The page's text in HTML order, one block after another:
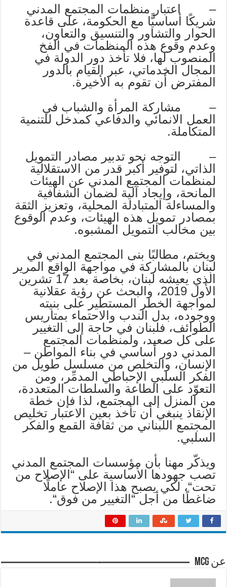
– اعتبار منظمات المجتمع المدني
شريكًا أساسيًّا مع الحكومة، على قاعدة
الحوار والتشاور والتنسيق والتعاون،
وعدم وقوع هذه المنظمات في الفخ
المنصوب لها، فلا تأخذ دور الدولة في
المجال الخدماتي، عبر القيام بالدور
المفترض أن تقوم به الأخيرة.
– مشاركة المرأة والشباب في
العمل الانمائي والدفاعي كمدخل للتنمية
المتكاملة.
– التوجه نحو تدبير مصادر التمويل
الذاتي، لتوفير أكبر قدر من الاستقلالية
لمنظمات المجتمع المدني عن الهيئات
المانحة، وإيجاد آلية لضمان الشفافية
والمساءلة المتبادلة المحلية، وتعزيز الثقة
بمصادر تمويل هذه الهيئات، وعدم الوقوع
بين مخالب التمويل المشبوه.
ويختم، مطالبًا بنى المجتمع المدني في
لبنان بالمشاركة في مواجهة الواقع المرير
الذي يعيشه لبنان، بخاصة بعد 17 تشرين
الأول 2019، والبحث عن رؤية عقلانية
لمواجهة الخطر المستطير على بنيته
ووجوده، بدل الندب والاحتماء بمتاريس
الطوائف، فلبنان في حاجة إلى التغيير
على كل صعيد، ولمنظمات المجتمع
المدني دور أساسي في بناء المواطن –
الإنسان، والتخلص من مسلسل طويل من
الفكر السلبي الإحباطي المدمِّر، ومن
التعوّد على الطاعة والسلطات المتعددة،
من المنزل إلى المجتمع، لذا فإن خطة
الإنقاذ ينبغي أن تأخذ بعين الاعتبار تخليص
المجتمع اللبناني من ثقافة القمع والفكر
السلبي.
ويذكّر مهنا بأن مؤسسات المجتمع المدني
تصب جهودها الأساسية على “الإصلاح من
تحت“، لكي يصبح هذا الإصلاح عاملًا
ضاغطًا من أجل “التغيير من فوق“.
عن mcg